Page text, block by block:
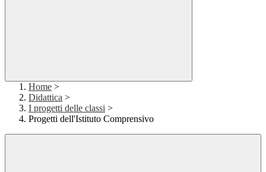
Home >
Didattica >
I progetti delle classi >
Progetti dell'Istituto Comprensivo